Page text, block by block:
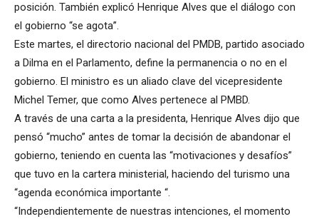
posición. También explicó Henrique Alves que el diálogo con
el gobierno “se agota”.
Este martes, el directorio nacional del PMDB, partido asociado
a Dilma en el Parlamento, define la permanencia o no en el
gobierno. El ministro es un aliado clave del vicepresidente
Michel Temer, que como Alves pertenece al PMBD.
A través de una carta a la presidenta, Henrique Alves dijo que
pensó “mucho” antes de tomar la decisión de abandonar el
gobierno, teniendo en cuenta las “motivaciones y desafíos”
que tuvo en la cartera ministerial, haciendo del turismo una
“agenda económica importante “.
“Independientemente de nuestras intenciones, el momento